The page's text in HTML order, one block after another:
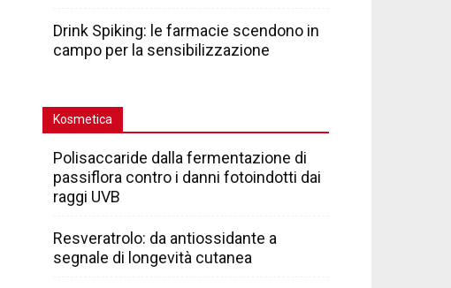
Drink Spiking: le farmacie scendono in
campo per la sensibilizzazione
Kosmetica
Polisaccaride dalla fermentazione di
passiflora contro i danni fotoindotti dai
raggi UVB
Resveratrolo: da antiossidante a
segnale di longevità cutanea